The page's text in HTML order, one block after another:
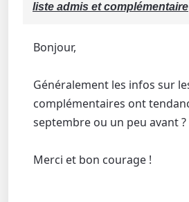
liste admis et complémentaire
Bonjour,
Généralement les infos sur
complémentaires ont
septembre ou un peu avant ?
Merci et bon courage !